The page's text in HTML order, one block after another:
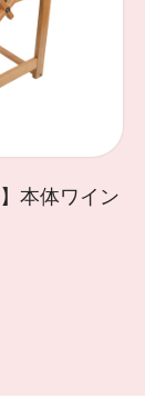
本体ワイン